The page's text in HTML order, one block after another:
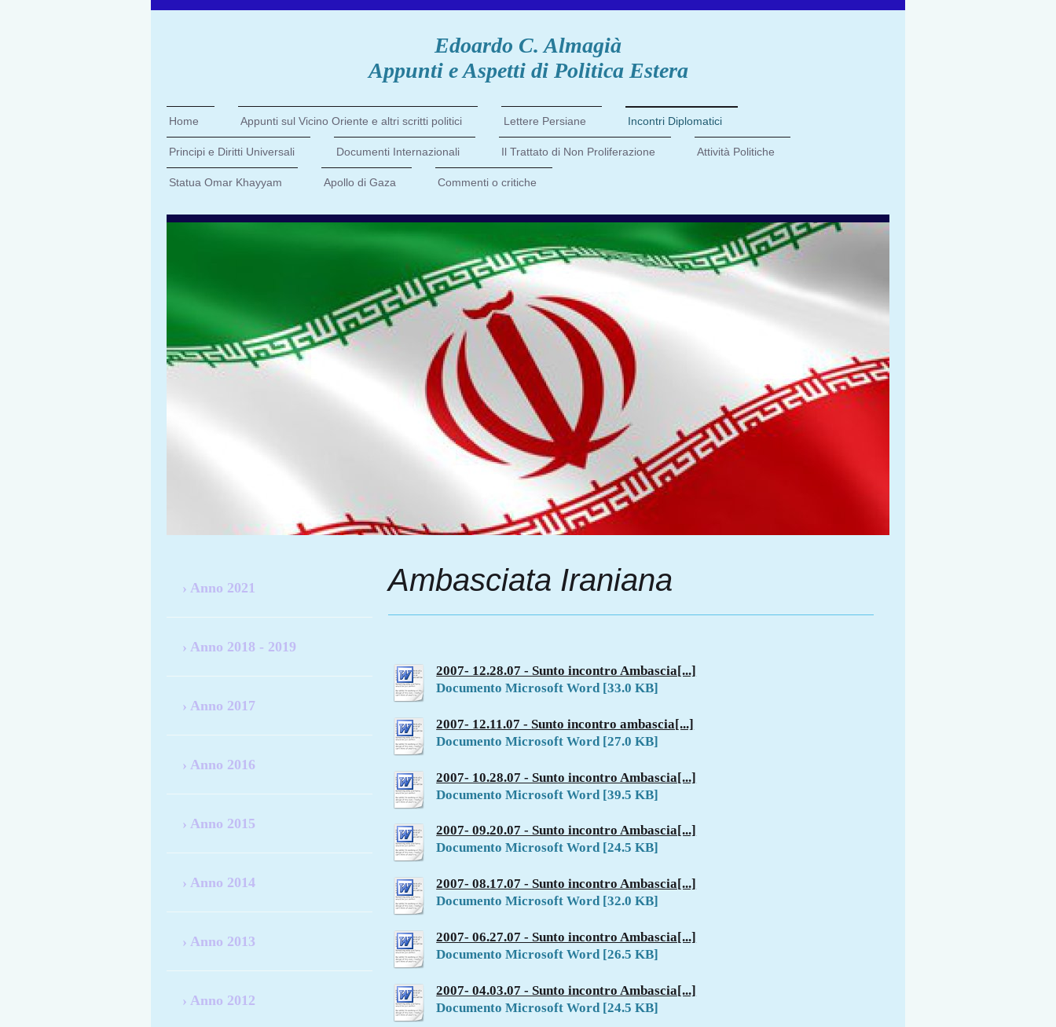
Edoardo C. Almagià
Appunti e Aspetti di Politica Estera
Home Appunti sul Vicino Oriente e altri scritti politici Lettere Persiane Incontri Diplomatici
Principi e Diritti Universali Documenti Internazionali Il Trattato di Non Proliferazione Attività Politiche
Statua Omar Khayyam Apollo di Gaza Commenti o critiche
Ambasciata Iraniana
2007- 12.28.07 - Sunto incontro Ambascia[...]
Documento Microsoft Word [33.0 KB]
2007- 12.11.07 - Sunto incontro ambascia[...]
Documento Microsoft Word [27.0 KB]
2007- 10.28.07 - Sunto incontro Ambascia[...]
Documento Microsoft Word [39.5 KB]
2007- 09.20.07 - Sunto incontro Ambascia[...]
Documento Microsoft Word [24.5 KB]
2007- 08.17.07 - Sunto incontro Ambascia[...]
Documento Microsoft Word [32.0 KB]
2007- 06.27.07 - Sunto incontro Ambascia[...]
Documento Microsoft Word [26.5 KB]
2007- 04.03.07 - Sunto incontro Ambascia[...]
Documento Microsoft Word [24.5 KB]
Anno 2021
Anno 2018 - 2019
Anno 2017
Anno 2016
Anno 2015
Anno 2014
Anno 2013
Anno 2012